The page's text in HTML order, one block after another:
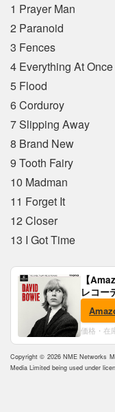
1 Prayer Man
2 Paranoid
3 Fences
4 Everything At Once
5 Flood
6 Corduroy
7 Slipping Away
8 Brand New
9 Tooth Fairy
10 Madman
11 Forget It
12 Closer
13 I Got Time
【
レコー
ャケ付)
価格・在
Copyright © 2026 NME Networks
Media Limited being used under